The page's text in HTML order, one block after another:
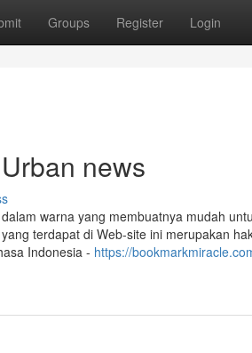
Groups Register Login
news
warna yang membuatnya mudah
terdapat di Web-site ini merupakan
Indonesia - https://